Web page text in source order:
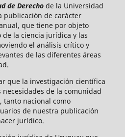
de Derecho de la Universidad
publicación de carácter
que tiene por objeto
la ciencia jurídica y las
el análisis crítico y
de las diferentes áreas
que la investigación científica
de la comunidad
tanto nacional como
de nuestra publicación
jurídico.